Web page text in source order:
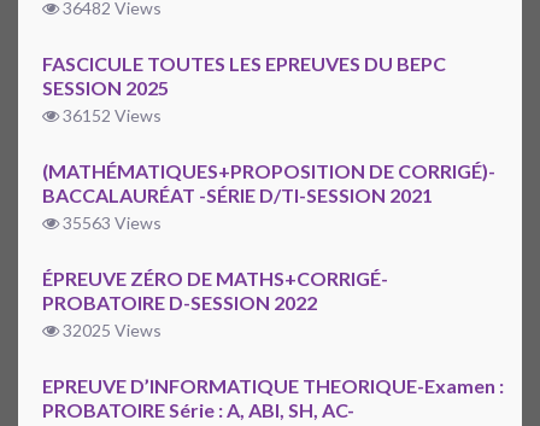
36482 Views
FASCICULE TOUTES LES EPREUVES DU BEPC
SESSION 2025
36152 Views
(MATHÉMATIQUES+PROPOSITION DE CORRIGÉ)-
BACCALAURÉAT -SÉRIE D/TI-SESSION 2021
35563 Views
ÉPREUVE ZÉRO DE MATHS+CORRIGÉ-
PROBATOIRE D-SESSION 2022
32025 Views
EPREUVE D’INFORMATIQUE THEORIQUE-Examen :
PROBATOIRE Série : A, ABI, SH, AC-